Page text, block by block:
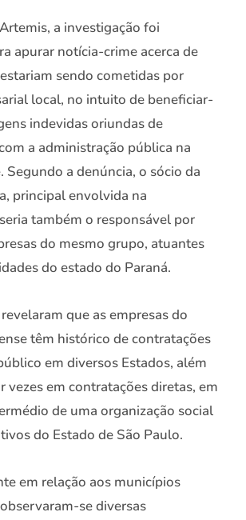
a investigação foi
apurar notícia-crime acerca de
sendo cometidas por
local, no intuito de beneficiar-
indevidas oriundas de
a administração pública na
Segundo a denúncia, o sócio da
principal envolvida na
também o responsável por
do mesmo grupo, atuantes
do estado do Paraná.
que as empresas do
têm histórico de contratações
em diversos Estados, além
vezes em contratações diretas, em
de uma organização social
do Estado de São Paulo.
em relação aos municípios
se diversas